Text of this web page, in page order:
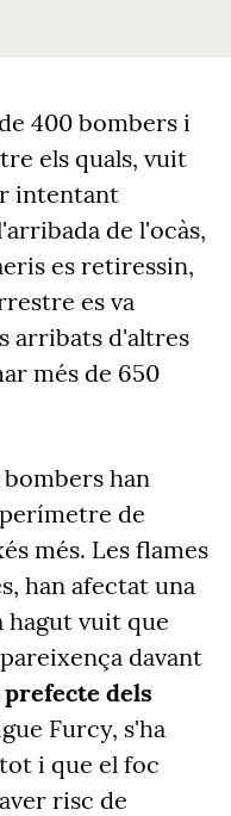
400 bombers i
els quals, vuit
intentant
de l'ocàs,
es retiressin,
es va
arribats d'altres
més de 650
han
de
més. Les flames
han afectat una
hagut vuit que
davant
prefecte dels
Furcy, s'ha
i que el foc
risc de